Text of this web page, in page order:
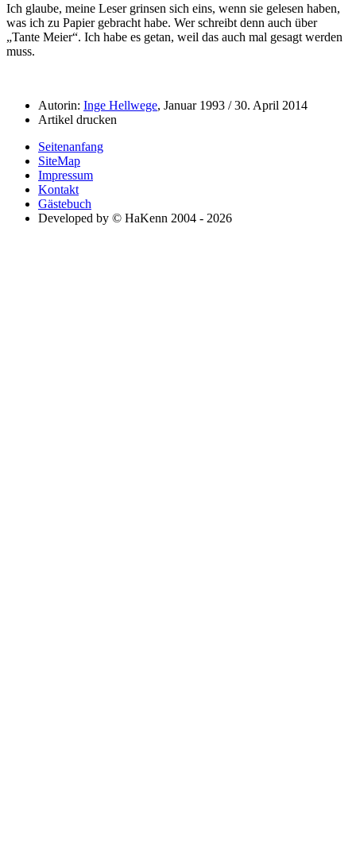
Ich glaube, meine Leser grinsen sich eins, wenn sie gelesen haben,
was ich zu Papier gebracht habe. Wer schreibt denn auch über
Tante Meier . Ich habe es getan, weil das auch mal gesagt werden
muss.
Autorin: Inge Hellwege, Januar 1993 / 30. April 2014
Artikel drucken
Seitenanfang
SiteMap
Impressum
Kontakt
Gästebuch
Developed by © HaKenn 2004 - 2026